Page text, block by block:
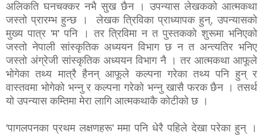
अलिकति घनचक्कर नभै सुख छैन । उपन्यास लेखकको आत्मकथा
जस्तो प्रारम्भ हुन्छ । लेखक त्रिविका प्राध्यापक हुन्, उपन्यासको
मुख्य पात्र 'म' पनि । तर त्रिविमा न त पुस्तकको शुरूमा भनिएको
जस्तो नेपाली सांस्कृतिक अध्ययन विभाग छ न त अन्त्यतिर भनिए
जस्तो अंग्रेजी सांस्कृतिक अध्ययन विभाग नै । तर आत्मकथा आफूले
भोगेका तथ्य मात्रै हैनन् आफूले कल्पना गरेका तथ्य पनि हुन् र
वास्तवमा भोगेको भन्नु र कल्पना गरेको भन्नु खासै फरक छैन । तसर्थ
यो उपन्यास कम्तिमा मेरा लागि आत्मकथाकै कोटीको छ ।
'पागलपनका प्रथम लक्षणहरू' ममा पनि धेरै पहिले देखा परेका हुन् ।